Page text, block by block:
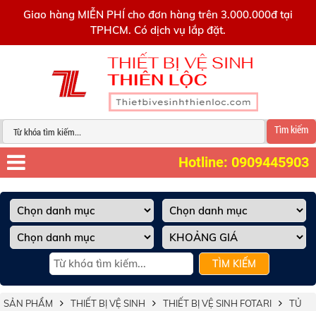
Giao hàng MIỄN PHÍ cho đơn hàng trên 3.000.000đ tại
TPHCM. Có dịch vụ lắp đặt.
Tìm kiếm
Hotline: 0909445903
TÌM KIẾM
SẢN PHẨM THIẾT BỊ VỆ SINH THIẾT BỊ VỆ SINH FOTARI
TỦ
0909445903